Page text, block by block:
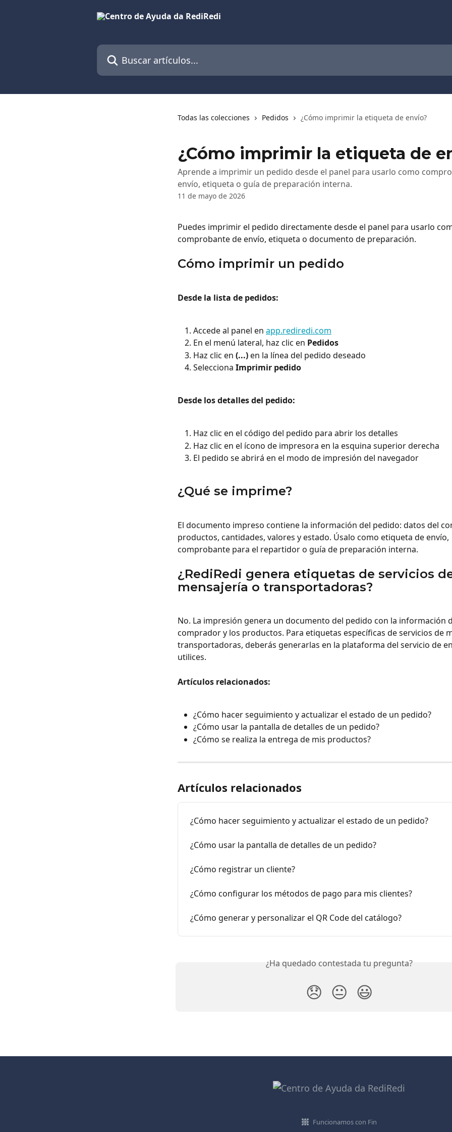
Buscar artículos...
Todas las colecciones Pedidos ¿Cómo imprimir la etiqueta de envío?
¿Cómo imprimir la etiqueta de
Aprende a imprimir un pedido desde el panel para usarlo como
envío, etiqueta o guía de preparación interna.
11 de mayo de 2026
Puedes imprimir el pedido directamente desde el panel para usarlo
comprobante de envío, etiqueta o documento de preparación.
Cómo imprimir un pedido
Desde la lista de pedidos:
Accede al panel en app.rediredi.com
En el menú lateral, haz clic en Pedidos
Haz clic en (...) en la línea del pedido deseado
Selecciona Imprimir pedido
Desde los detalles del pedido:
Haz clic en el código del pedido para abrir los detalles
Haz clic en el ícono de impresora en la esquina superior derecha
El pedido se abrirá en el modo de impresión del navegador
¿Qué se imprime?
El documento impreso contiene la información del pedido: datos del
productos, cantidades, valores y estado. Úsalo como etiqueta de envío,
comprobante para el repartidor o guía de preparación interna.
¿RediRedi genera etiquetas de servicios
mensajería o transportadoras?
No. La impresión genera un documento del pedido con la información
comprador y los productos. Para etiquetas específicas de servicios de
transportadoras, deberás generarlas en la plataforma del servicio de
utilices.
Artículos relacionados:
¿Cómo hacer seguimiento y actualizar el estado de un pedido?
¿Cómo usar la pantalla de detalles de un pedido?
¿Cómo se realiza la entrega de mis productos?
Artículos relacionados
¿Cómo hacer seguimiento y actualizar el estado de un pedido?
¿Cómo usar la pantalla de detalles de un pedido?
¿Cómo registrar un cliente?
¿Cómo configurar los métodos de pago para mis clientes?
¿Cómo generar y personalizar el QR Code del catálogo?
¿Ha quedado contestada tu pregunta?
😞 😐 😃
Funcionamos con Fin